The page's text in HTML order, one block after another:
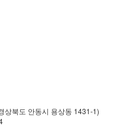
상북도 안동시 용상동 1431-1)